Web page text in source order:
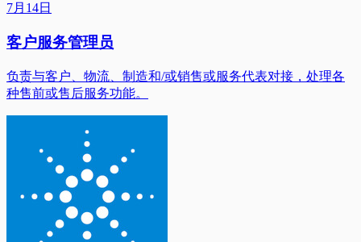
7月14日
客户服务管理员
负责与客户、物流、制造和/或销售或服务代表对接，处理各
种售前或售后服务功能。